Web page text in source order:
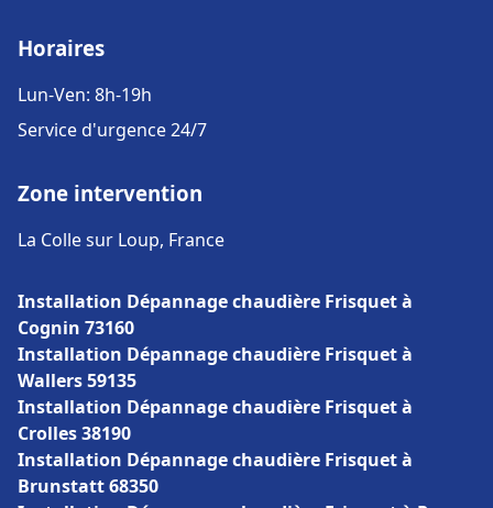
Horaires
Lun-Ven: 8h-19h
Service d'urgence 24/7
Zone intervention
La Colle sur Loup, France
Installation Dépannage chaudière Frisquet à
Cognin 73160
Installation Dépannage chaudière Frisquet à
Wallers 59135
Installation Dépannage chaudière Frisquet à
Crolles 38190
Installation Dépannage chaudière Frisquet à
Brunstatt 68350